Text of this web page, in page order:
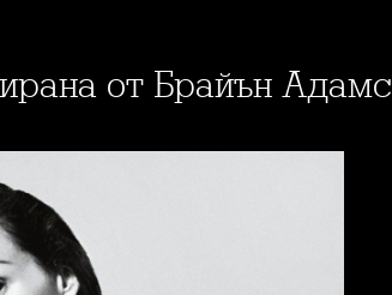
от Брайън Адамс